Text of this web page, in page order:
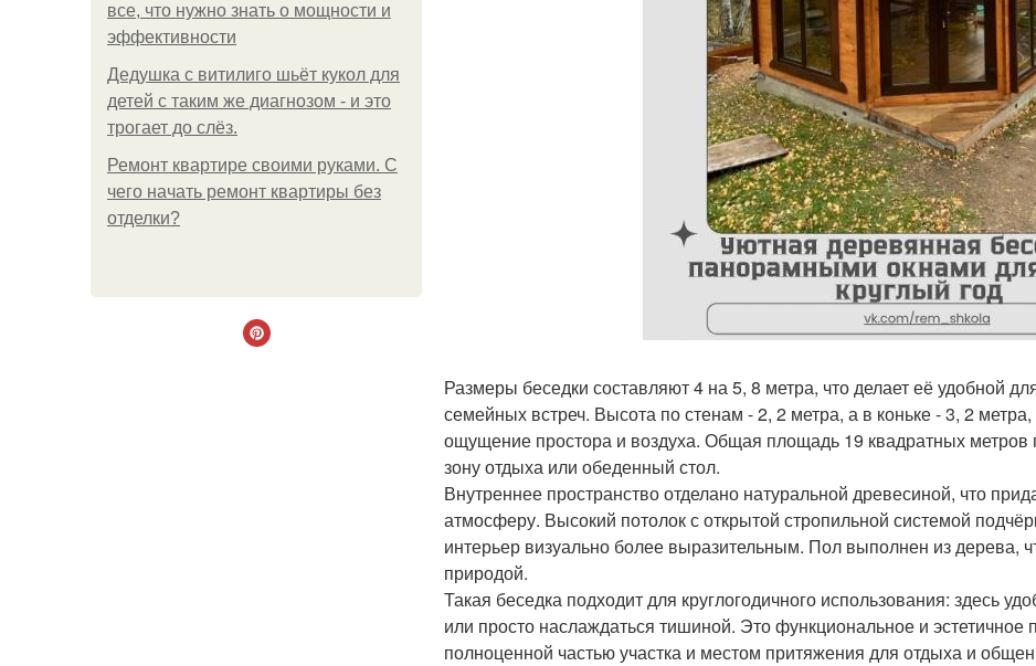
все, что нужно знать о мощности и
эффективности
Дедушка с витилиго шьёт кукол для
детей с таким же диагнозом - и это
трогает до слёз.
Ремонт квартире своими руками. С
чего начать ремонт квартиры без
отделки?
Размеры беседки составляют 4 на 5, 8 метра, что делает её удобной
семейных встреч. Высота по стенам - 2, 2 метра, а в коньке - 3, 2
ощущение простора и воздуха. Общая площадь 19 квадратных метров
зону отдыха или обеденный стол.
Внутреннее пространство отделано натуральной древесиной, что
атмосферу. Высокий потолок с открытой стропильной системой
интерьер визуально более выразительным. Пол выполнен из дерева,
природой.
Такая беседка подходит для круглогодичного использования: здесь
или просто наслаждаться тишиной. Это функциональное и эстетичное
полноценной частью участка и местом притяжения для отдыха и